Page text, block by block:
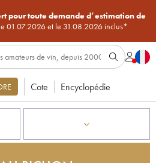
pour toute demande d’estimation de
01.07.2026 et le 31.08.2026 inclus*
Cote Encyclopédie